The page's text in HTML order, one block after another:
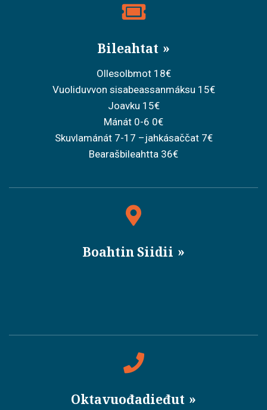
Bileahtat
Ollesolbmot 18€
Vuoliduvvon sisabeassanmáksu 15€
Joavku 15€
Mánát 0-6 0€
Skuvlamánát 7-17 –jahkásaččat 7€
Bearašbileahtta 36€
Boahtin Siidii
Oktavuođadieđut